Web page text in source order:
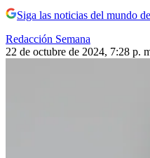
Siga las noticias del mundo
Redacción Semana
22 de octubre de 2024, 7:28 p.